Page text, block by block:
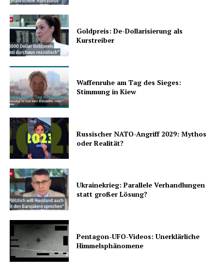
Goldpreis: De-Dollarisierung als
Kurstreiber
Waffenruhe am Tag des Sieges:
Stimmung in Kiew
Russischer NATO-Angriff 2029: Mythos
oder Realität?
Ukrainekrieg: Parallele Verhandlungen
statt großer Lösung?
Pentagon-UFO-Videos: Unerklärliche
Himmelsphänomene